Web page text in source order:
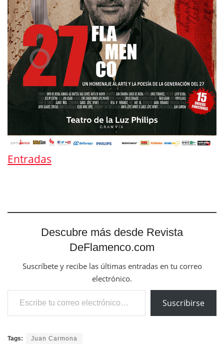
Entradas
Descubre más desde Revista
DeFlamenco.com
Suscríbete y recibe las últimas entradas en tu correo
electrónico.
Escribe tu correo electrónico…
Suscribirse
Tags: Juan Carmona